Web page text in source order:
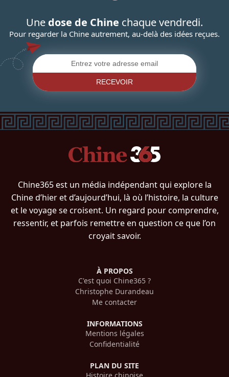
Une dose de Chine chaque vendredi.
Pour regarder la Chine autrement, au-delà des idées reçues.
RECEVOIR
Chine365 est un média indépendant qui explore la
Chine d’hier et d’aujourd’hui, là où l’histoire, la culture
et le voyage se croisent. Un regard pour comprendre,
ressentir, et parfois remettre en question ce que l’on
croyait savoir.
À PROPOS
C'est quoi Chine365 ?
Christophe Durandeau
Me contacter
INFORMATIONS
Mentions légales
Confidentialité
PLAN DU SITE